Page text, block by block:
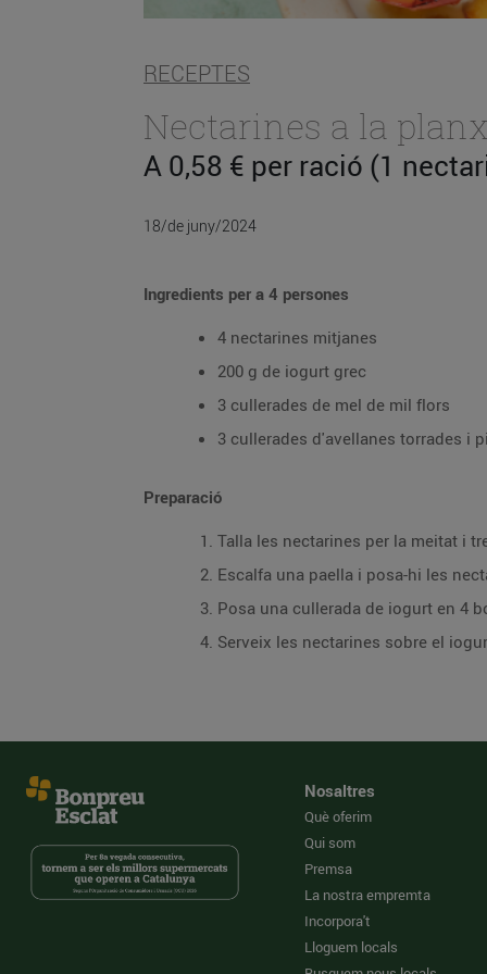
RECEPTES
Nectarines a la
A 0,58 € per ració (1
18/de juny/2024
Ingredients per a 4 persones
4 nectarines mitjanes
200 g de iogurt grec
3 cullerades de mel de mil flors
3 cullerades d'avellanes torrades i
Preparació
Talla les nectarines per la meitat i
Escalfa una paella i posa-hi les
Posa una cullerada de iogurt en 4
Serveix les nectarines sobre el
Nosaltres
Què oferim
Qui som
Premsa
La nostra empremta
Incorpora't
Lloguem locals